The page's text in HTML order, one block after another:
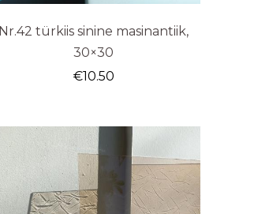
Nr.42 türkiis sinine masinantiik,
30×30
€10.50